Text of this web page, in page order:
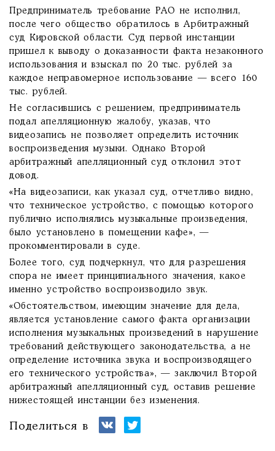
Предприниматель требование РАО не исполнил,
после чего общество обратилось в Арбитражный
суд Кировской области. Суд первой инстанции
пришел к выводу о доказанности факта незаконного
использования и взыскал по 20 тыс. рублей за
каждое неправомерное использование — всего 160
тыс. рублей.
Не согласившись с решением, предприниматель
подал апелляционную жалобу, указав, что
видеозапись не позволяет определить источник
воспроизведения музыки. Однако Второй
арбитражный апелляционный суд отклонил этот
довод.
«На видеозаписи, как указал суд, отчетливо видно,
что техническое устройство, с помощью которого
публично исполнялись музыкальные произведения,
было установлено в помещении кафе», —
прокомментировали в суде.
Более того, суд подчеркнул, что для разрешения
спора не имеет принципиального значения, какое
именно устройство воспроизводило звук.
«Обстоятельством, имеющим значение для дела,
является установление самого факта организации
исполнения музыкальных произведений в нарушение
требований действующего законодательства, а не
определение источника звука и воспроизводящего
его технического устройства», — заключил Второй
арбитражный апелляционный суд, оставив решение
нижестоящей инстанции без изменения.
Поделиться в